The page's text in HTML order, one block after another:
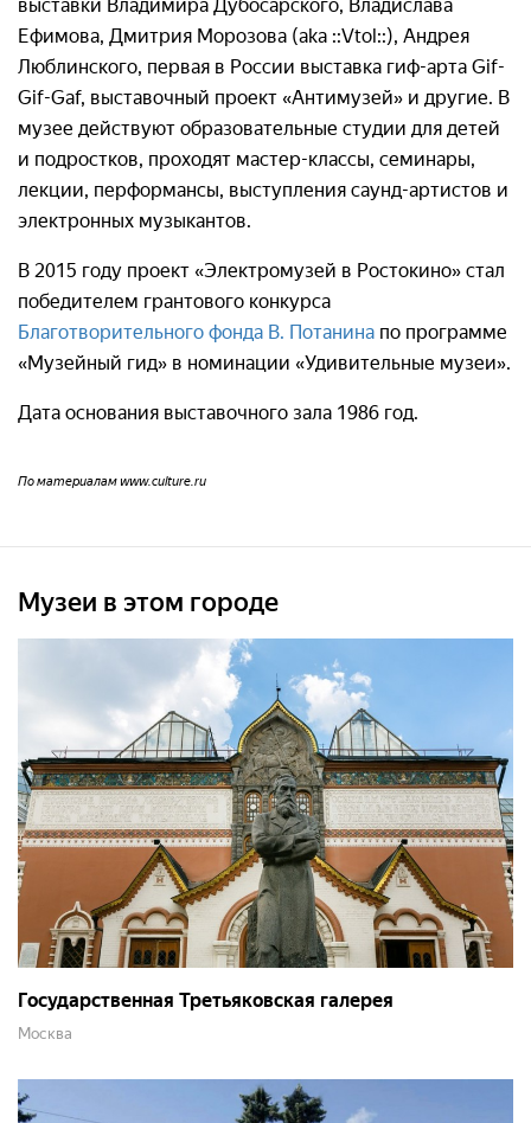
выставки Владимира Дубосарского, Владислава
Ефимова, Дмитрия Морозова (aka ::Vtol::), Андрея
Люблинского, первая в России выставка гиф-арта Gif-
Gif-Gaf, выставочный проект «Антимузей» и другие. В
музее действуют образовательные студии для детей
и подростков, проходят мастер-классы, семинары,
лекции, перформансы, выступления саунд-артистов и
электронных музыкантов.
В 2015 году проект «Электромузей в Ростокино» стал
победителем грантового конкурса
Благотворительного фонда В. Потанина по программе
«Музейный гид» в номинации «Удивительные музеи».
Дата основания выставочного зала 1986 год.
По материалам www.culture.ru
Музеи в этом городе
Государственная Третьяковская галерея
Москва